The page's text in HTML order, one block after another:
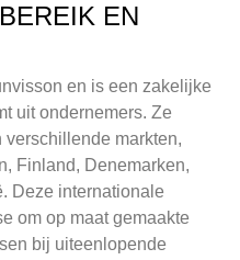
EN
en is een zakelijke
uit ondernemers. Ze
markten,
Finland, Denemarken,
Deze internationale
om op maat gemaakte
bij uiteenlopende